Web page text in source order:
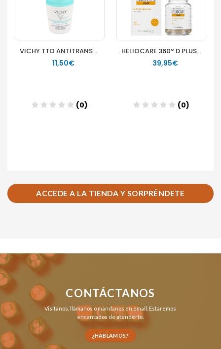
ACCEDE A LA TIENDA Y SORPRÉNDETE
CONTÁCTANOS
Visítanos, llámanosomándanos en email . Estaremos
encantados de atenderte.
¿HABLAMOS?